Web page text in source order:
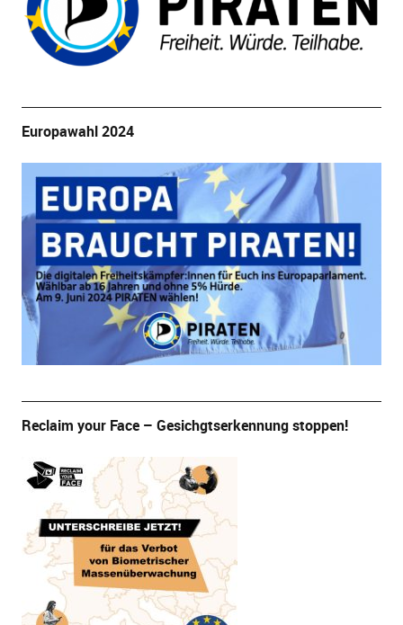
Europawahl 2024
Reclaim your Face – Gesichgtserkennung stoppen!